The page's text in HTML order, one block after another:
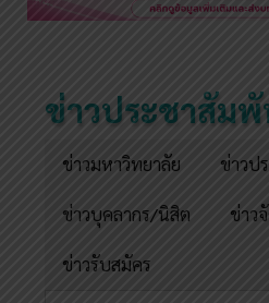
ข่าวประชาสัม
ข่าวมหาวิทยาลัย ข่าวป
ข่าวบุคลากร/นิสิต ข่าว
ข่าวรับสมัคร